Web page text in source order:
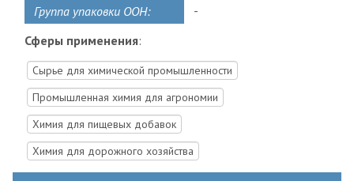
Группа упаковки ООН:
-
Сферы применения:
Сырье для химической промышленности
Промышленная химия для агрономии
Химия для пищевых добавок
Химия для дорожного хозяйства